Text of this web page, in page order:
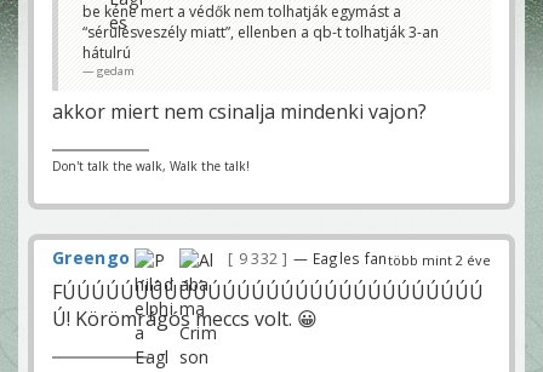
be kéne mert a védők nem tolhatják egymást a
“sérülésveszély miatt”, ellenben a qb-t tolhatják 3-an
hátulrú
gedam
akkor miert nem csinalja mindenki vajon?
Don't talk the walk, Walk the talk!
több mint 2 éve
Greengo 9 332 — Eagles fan
FÚÚÚÚÚÚÚÚÚÚÚÚÚÚÚÚÚÚÚÚÚÚÚÚÚÚÚÚÚ
Ú! Körömrágós meccs volt. 😀